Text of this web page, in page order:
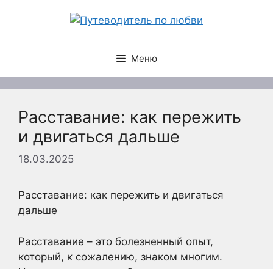
Меню
Расставание: как пережить
и двигаться дальше
18.03.2025
Расставание: как пережить и двигаться
дальше
Расставание – это болезненный опыт,
который, к сожалению, знаком многим.